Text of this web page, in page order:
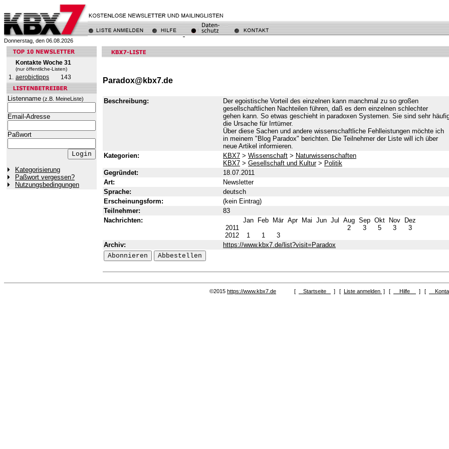
Donnerstag, den 06.08.2026
Kontakte Woche 31
(nur öffentliche-Listen)
1. aerobictipps 143
Listenname (z.B. MeineListe)
Email-Adresse
Paßwort
Kategorisierung
Paßwort vergessen?
Nutzungsbedingungen
Paradox@kbx7.de
Beschreibung:
Der egoistische Vorteil des einzelnen kann manchmal zu so großen
gesellschaftlichen Nachteilen führen, daß es dem einzelnen schlechter
gehen kann. So etwas geschieht in paradoxen Systemen. Sie sind sehr
die Ursache für Irrtümer.
Über diese Sachen und andere wissenschaftliche Fehlleistungen möchte ich
in meinem "Blog Paradox" berichten. Die Teilnehmer der Liste will ich über
neue Artikel informieren.
Kategorien:
KBX7 > Wissenschaft > Naturwissenschaften
KBX7 > Gesellschaft und Kultur> Politik
Gegründet:
18.07.2011
Art:
Newsletter
Sprache:
deutsch
Erscheinungsform:
(kein Eintrag)
Teilnehmer:
83
Nachrichten:
Jan Feb Mär Apr Mai Jun Jul Aug Sep Okt Nov Dez
2011
2 3 5 3
3
2012
1 1
3
Archiv:
https://www.kbx7.de/list?visit=Paradox
©2015 https://www.kbx7.de [ Startseite ] [ Liste anmelden ] [ Hilfe ] [